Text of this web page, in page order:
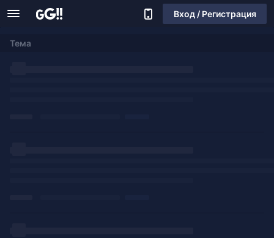
Вход / Регистрация
Тема